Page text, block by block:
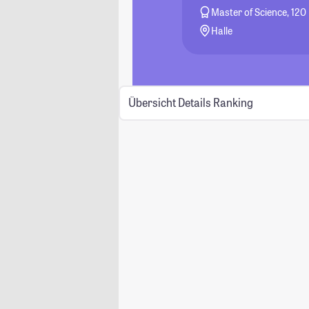
Master of Science, 120
Halle
Übersicht Details Ranking